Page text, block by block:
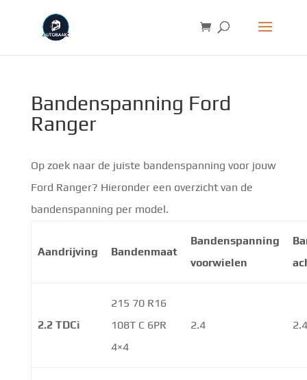
Bandenspanning Ford
Ranger
Op zoek naar de juiste bandenspanning voor jouw
Ford Ranger? Hieronder een overzicht van de
bandenspanning per model.
Aandrijving Bandenmaat
Bandenspanning
voorwielen
2.2 TDCi
215 70 R16
108T C 6PR
4×4
2.4